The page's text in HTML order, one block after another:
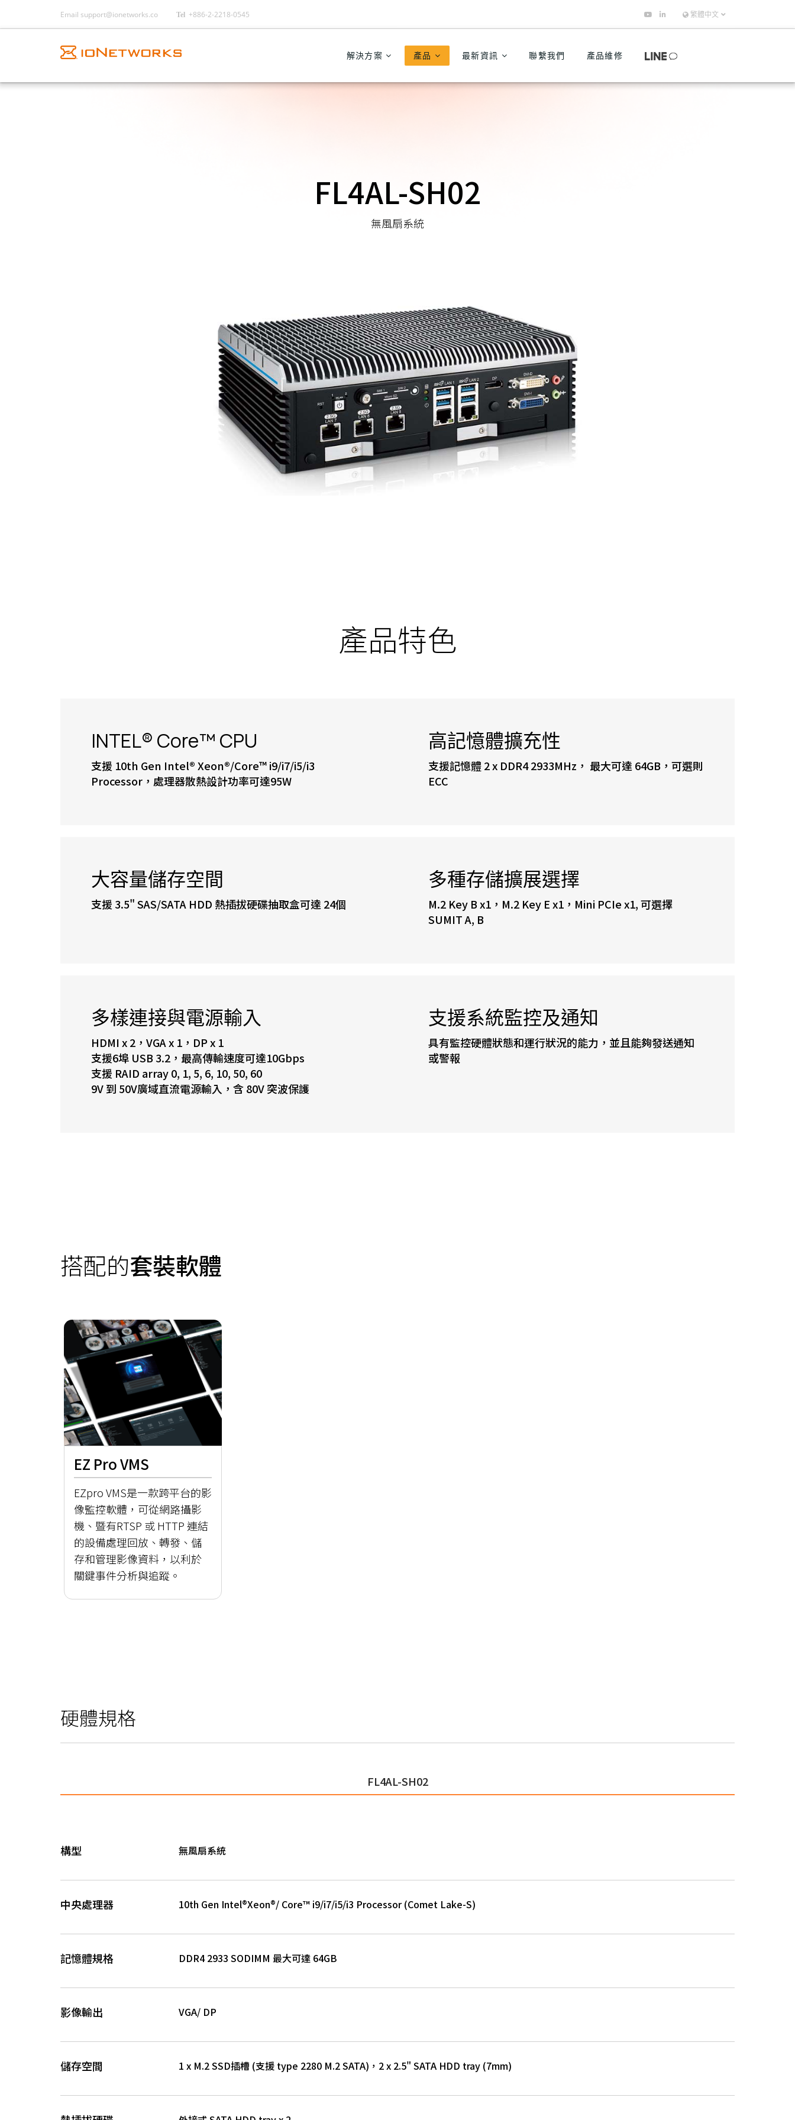
+886-2-2218-0545
Email support@ionetworks.co 繁體中文
解決方案 產品 最新資訊 聯繫我們 產品維修
FL4AL-SH02
無風扇系統
產品特色
INTEL® Core™ CPU
支援 10th Gen Intel® Xeon®/Core™ i9/i7/i5/i3
Processor，處理器散熱設計功率可達95W
高記憶體擴充性
支援記憶體 2 x DDR4 2933MHz， 最大可達 64GB，可選則
ECC
大容量儲存空間
支援 3.5" SAS/SATA HDD 熱插拔硬碟抽取盒可達 24個
多種存儲擴展選擇
M.2 Key B x1，M.2 Key E x1，Mini PCIe x1, 可選擇
SUMIT A, B
多樣連接與電源輸入
HDMI x 2，VGA x 1，DP x 1
支援6埠 USB 3.2，最高傳輸速度可達10Gbps
支援 RAID array 0, 1, 5, 6, 10, 50, 60
9V 到 50V廣域直流電源輸入，含 80V 突波保護
支援系統監控及通知
具有監控硬體狀態和運行狀況的能力，並且能夠發送通知
或警報
搭配的套裝軟體
EZ Pro VMS
EZpro VMS是一款跨平台的影
像監控軟體，可從網路攝影
機、暨有RTSP 或 HTTP 連結
的設備處理回放、轉發、儲
存和管理影像資料，以利於
關鍵事件分析與追蹤。
硬體規格
FL4AL-SH02
構型 無風扇系統
中央處理器 10th Gen Intel®Xeon®/ Core™ i9/i7/i5/i3 Processor (Comet Lake-S)
記憶體規格 DDR4 2933 SODIMM 最大可達 64GB
影像輸出 VGA/ DP
儲存空間 1 x M.2 SSD插槽 (支援 type 2280 M.2 SATA)，2 x 2.5" SATA HDD tray (7mm)